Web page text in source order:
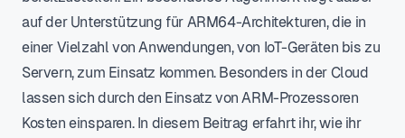
auf der Unterstützung für ARM64-Architekturen, die in
einer Vielzahl von Anwendungen, von IoT-Geräten bis zu
Servern, zum Einsatz kommen. Besonders in der Cloud
lassen sich durch den Einsatz von ARM-Prozessoren
Kosten einsparen. In diesem Beitrag erfahrt ihr, wie ihr